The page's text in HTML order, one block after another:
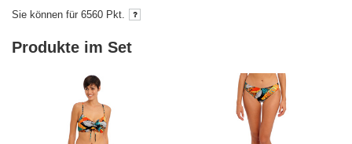
Produkte im Set
Sie können für 6560 Pkt.